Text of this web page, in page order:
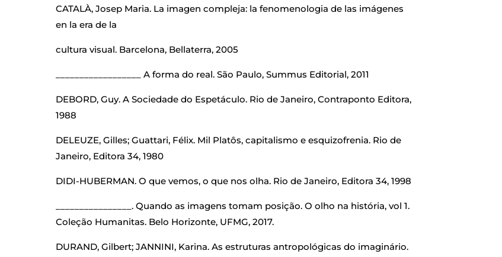
CATALÀ, Josep Maria. La imagen compleja: la fenomenologia de las imágenes
en la era de la
cultura visual. Barcelona, Bellaterra, 2005
__________________ A forma do real. São Paulo, Summus Editorial, 2011
DEBORD, Guy. A Sociedade do Espetáculo. Rio de Janeiro, Contraponto Editora,
1988
DELEUZE, Gilles; Guattari, Félix. Mil Platôs, capitalismo e esquizofrenia. Rio de
Janeiro, Editora 34, 1980
DIDI-HUBERMAN. O que vemos, o que nos olha. Rio de Janeiro, Editora 34, 1998
________________. Quando as imagens tomam posição. O olho na história, vol 1.
Coleção Humanitas. Belo Horizonte, UFMG, 2017.
DURAND, Gilbert; JANNINI, Karina. As estruturas antropológicas do imaginário.